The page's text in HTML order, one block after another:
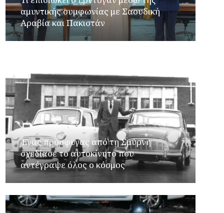
αμυντικής συμφωνίας με Σαουδική
Αραβία και Πακιστάν
Ένας πρόσφυγας από τη Σμύρνη
σχεδίασε το αυτοκίνητο που
αντέγραψε όλος ο κόσμος